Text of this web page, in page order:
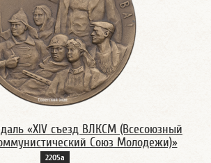
«XIV съезд ВЛКСМ (Всесоюзный
Союз Молодежи)»
2205а